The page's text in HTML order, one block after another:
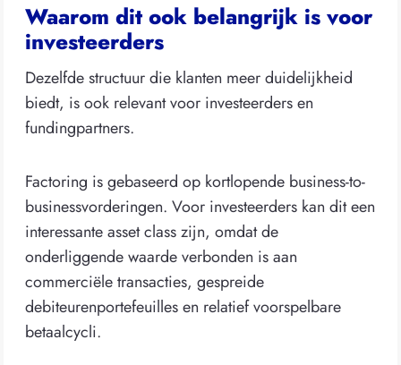
Waarom dit ook belangrijk is voor
investeerders
Dezelfde structuur die klanten meer duidelijkheid
biedt, is ook relevant voor investeerders en
fundingpartners.
Factoring is gebaseerd op kortlopende business-to-
businessvorderingen. Voor investeerders kan dit een
interessante asset class zijn, omdat de
onderliggende waarde verbonden is aan
commerciële transacties, gespreide
debiteurenportefeuilles en relatief voorspelbare
betaalcycli.